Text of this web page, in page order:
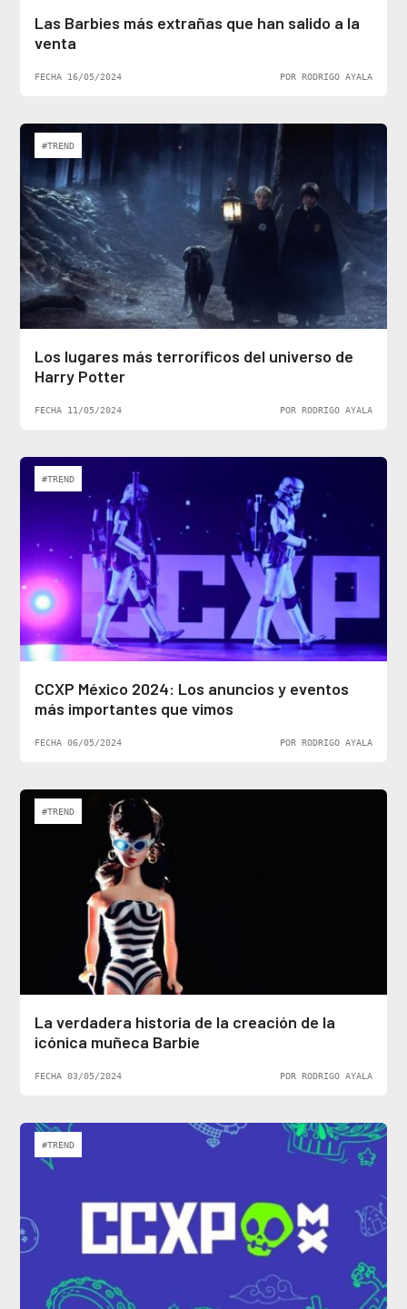
Las Barbies más extrañas que han salido a la
venta
FECHA 16/05/2024 POR RODRIGO AYALA
#TREND
Los lugares más terroríficos del universo de
Harry Potter
FECHA 11/05/2024 POR RODRIGO AYALA
#TREND
CCXP México 2024: Los anuncios y eventos
más importantes que vimos
FECHA 06/05/2024 POR RODRIGO AYALA
#TREND
La verdadera historia de la creación de la
icónica muñeca Barbie
FECHA 03/05/2024 POR RODRIGO AYALA
#TREND